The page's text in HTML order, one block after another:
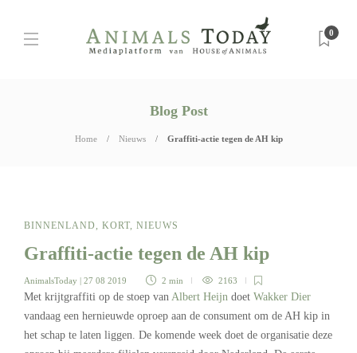
0
Blog Post
Home Nieuws Graffiti-actie tegen de AH kip
BINNENLAND, KORT, NIEUWS
Graffiti-actie tegen de AH kip
AnimalsToday | 27 08 2019 2 min 2163
Met krijtgraffiti op de stoep van Albert Heijn doet Wakker Dier
vandaag een hernieuwde oproep aan de consument om de AH kip in
het schap te laten liggen. De komende week doet de organisatie deze